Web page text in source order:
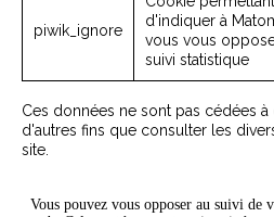
piwik_ignore
d'indiquer à
vous vous
suivi statistique
Ces données ne sont pas cédées à
d'autres fins que consulter les
site.